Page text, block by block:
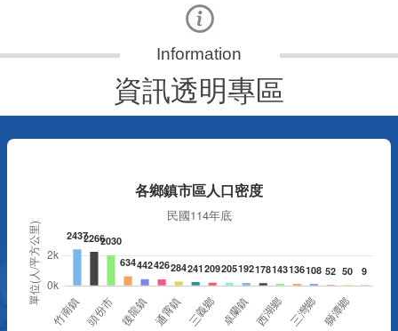
資訊透明專區